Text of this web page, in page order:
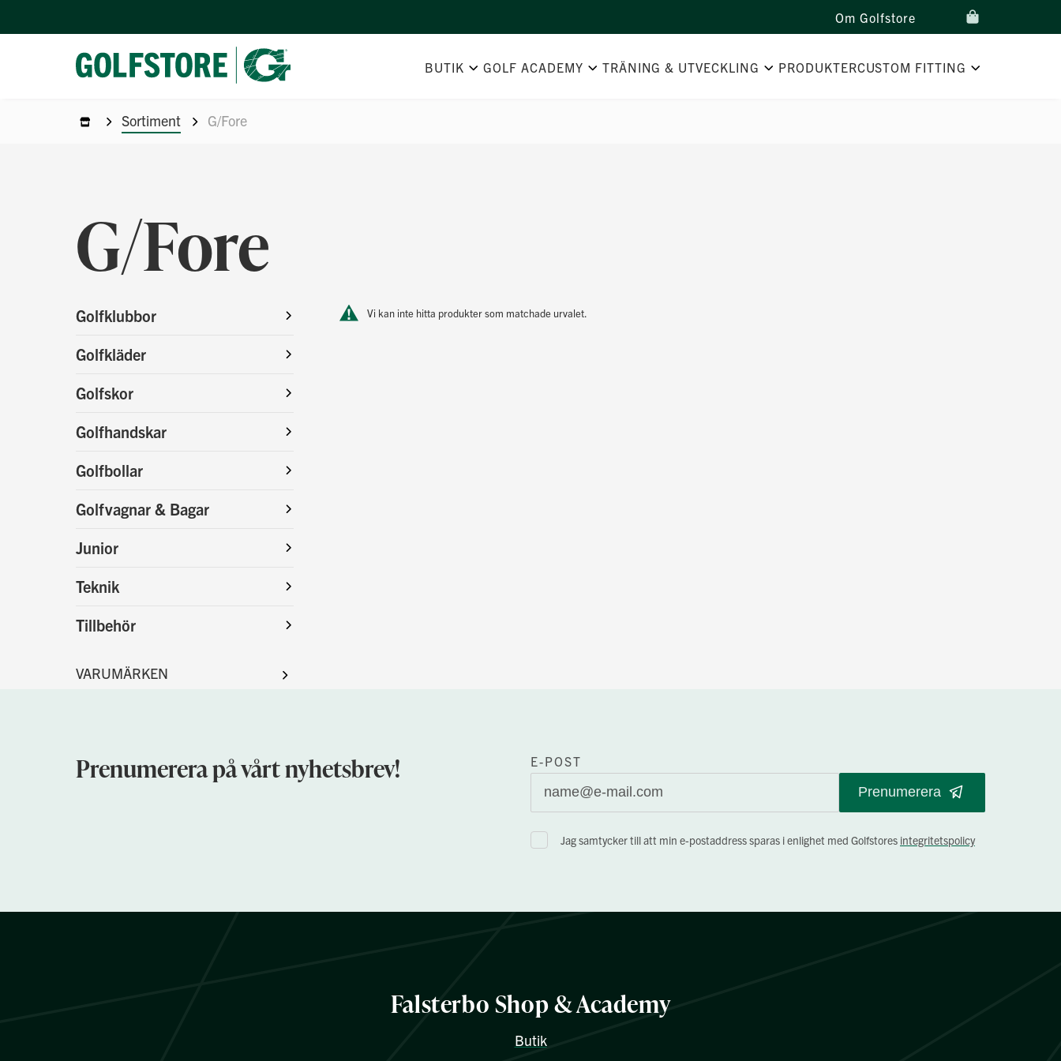
Om Golfstore
BUTIK GOLF ACADEMY TRÄNING & UTVECKLING PRODUKTERCUSTOM FITTING
Sortiment G/Fore
G/Fore
Vi kan inte hitta produkter som matchade urvalet.
Golfklubbor
Golfkläder
Golfskor
Golfhandskar
Golfbollar
Golfvagnar & Bagar
Junior
Teknik
Tillbehör
Prenumerera på vårt nyhetsbrev!
E-POST
Prenumerera
Jag samtycker till att min e-postaddress sparas i enlighet med Golfstores integritetspolicy
Falsterbo Shop & Academy
Butik